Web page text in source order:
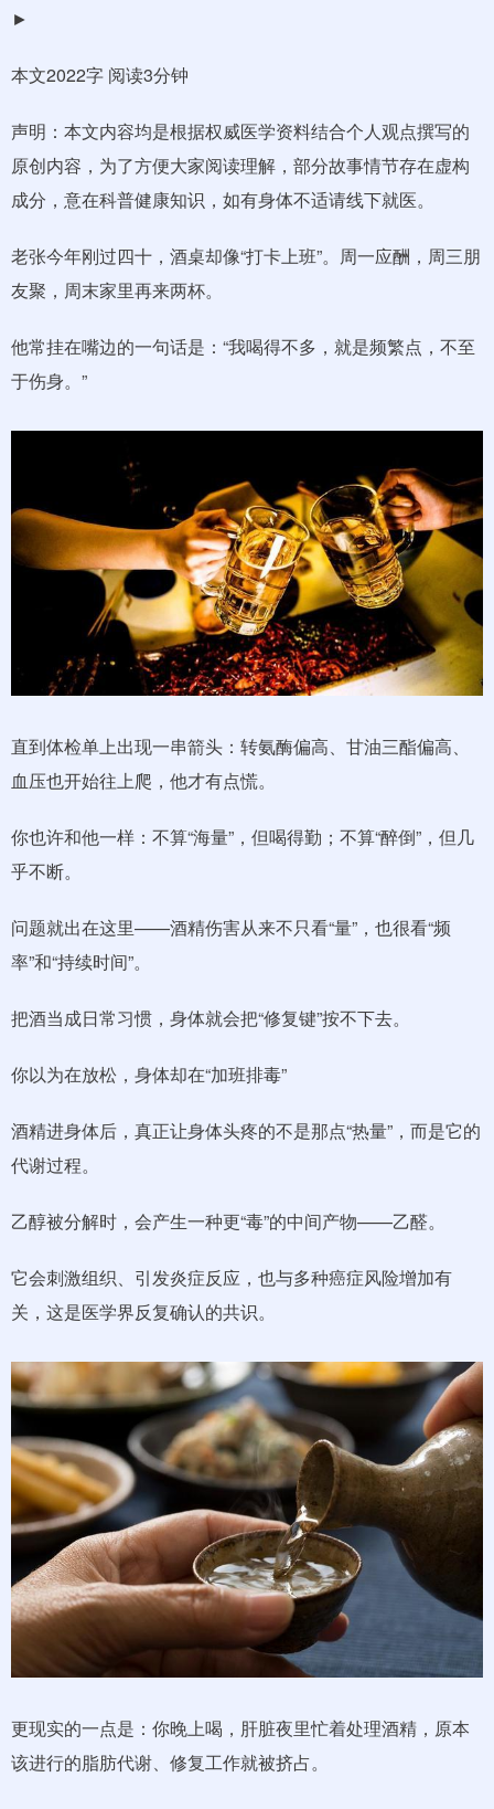
►
本文2022字 阅读3分钟
声明：本文内容均是根据权威医学资料结合个人观点撰写的
原创内容，为了方便大家阅读理解，部分故事情节存在虚构
成分，意在科普健康知识，如有身体不适请线下就医。
老张今年刚过四十，酒桌却像“打卡上班”。周一应酬，周三朋
友聚，周末家里再来两杯。
他常挂在嘴边的一句话是：“我喝得不多，就是频繁点，不至
于伤身。”
直到体检单上出现一串箭头：转氨酶偏高、甘油三酯偏高、
血压也开始往上爬，他才有点慌。
你也许和他一样：不算“海量”，但喝得勤；不算“醉倒”，但几
乎不断。
问题就出在这里——酒精伤害从来不只看“量”，也很看“频
率”和“持续时间”。
把酒当成日常习惯，身体就会把“修复键”按不下去。
你以为在放松，身体却在“加班排毒”
酒精进身体后，真正让身体头疼的不是那点“热量”，而是它的
代谢过程。
乙醇被分解时，会产生一种更“毒”的中间产物——乙醛。
它会刺激组织、引发炎症反应，也与多种癌症风险增加有
关，这是医学界反复确认的共识。
更现实的一点是：你晚上喝，肝脏夜里忙着处理酒精，原本
该进行的脂肪代谢、修复工作就被挤占。